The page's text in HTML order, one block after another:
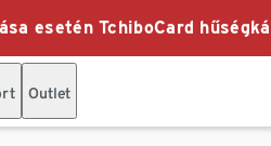
esetén TchiboCard
Outlet